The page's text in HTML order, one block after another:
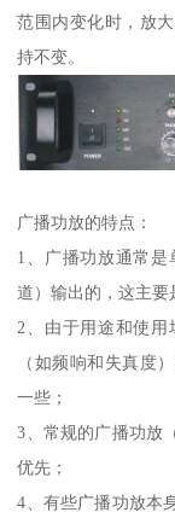
范围内变化时，放
持不变。
广播功放的特点：
1、广播功放通常
道）输出的，这主要
2、由于用途和使
（如频响和失真度
一些；
3、常规的广播功放
优先；
4、有些广播功放本